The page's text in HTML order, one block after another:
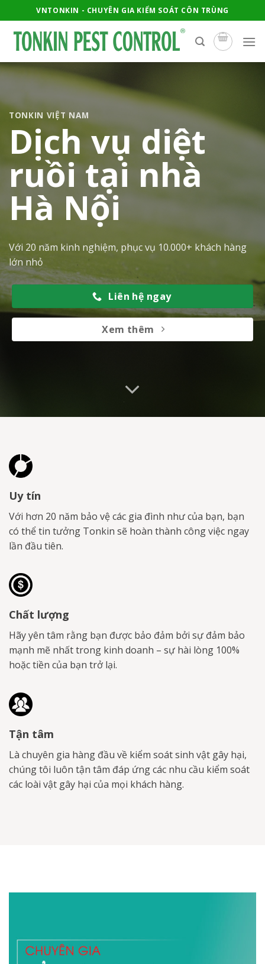
to
content
VNTONKIN - CHUYÊN GIA KIỂM SOÁT CÔN TRÙNG
TONKIN VIỆT NAM
Dịch vụ diệt
ruồi tại nhà
Hà Nội
Với 20 năm kinh nghiệm, phục vụ 10.000+ khách hàng
lớn nhỏ
Liên hệ ngay
Xem thêm
Uy tín
Với hơn 20 năm bảo vệ các gia đình như của bạn, bạn
có thể tin tưởng Tonkin sẽ hoàn thành công việc ngay
lần đầu tiên.
Chất lượng
Hãy yên tâm rằng bạn được bảo đảm bởi sự đảm bảo
mạnh mẽ nhất trong kinh doanh – sự hài lòng 100%
hoặc tiền của bạn trở lại.
Tận tâm
Là chuyên gia hàng đầu về kiểm soát sinh vật gây hại,
chúng tôi luôn tận tâm đáp ứng các nhu cầu kiểm soát
các loài vật gây hại của mọi khách hàng.